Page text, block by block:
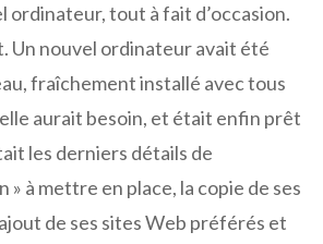
ordinateur, tout à fait d’occasion.
Un nouvel ordinateur avait été
fraîchement installé avec tous
aurait besoin, et était enfin prêt
les derniers détails de
» à mettre en place, la copie de ses
de ses sites Web préférés et